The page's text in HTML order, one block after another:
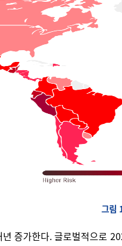
그림
증가한다. 글로벌적으로